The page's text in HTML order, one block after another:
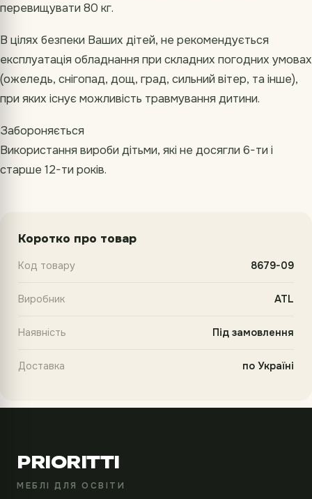
перевищувати 80 кг.
В цілях безпеки Ваших дітей, не рекомендується
експлуатація обладнання при складних погодних умовах
(ожеледь, снігопад, дощ, град, сильний вітер, та інше),
при яких існує можливість травмування дитини.
Забороняється
Використання вироби дітьми, які не досягли 6-ти і
старше 12-ти років.
Коротко про товар
Код товару 8679-09
Виробник ATL
Наявність Під замовлення
Доставка по Україні
PRIORITTI
МЕБЛІ ДЛЯ ОСВІТИ